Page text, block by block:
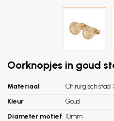
Oorknopjes in goud
Materiaal
Chirurgisch staal
Kleur
Goud
Diameter motief 10mm